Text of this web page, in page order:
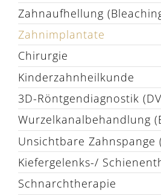
Zahnaufhellung
Zahnimplantate
Chirurgie
Kinderzahnheilkunde
3D-Röntgendiagnostik
Wurzelkanalbehandlung
Unsichtbare Zahnspange
Kiefergelenks-/
Schnarchtherapie